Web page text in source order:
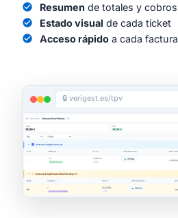
check_circle Resumen de totales y cobros
check_circle Estado visual de cada ticket
check_circle Acceso rápidoa cada factura
🔒 verigest.es/tpv